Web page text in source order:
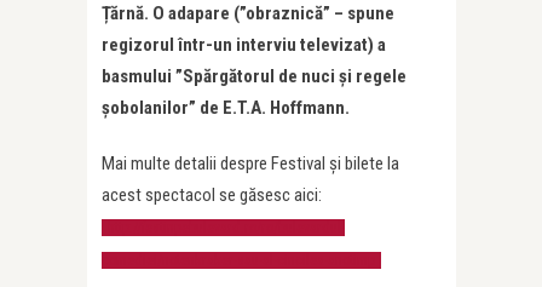
Țărnă. O adapare (”obraznică” – spune
regizorul într-un interviu televizat) a
basmului ”Spărgătorul de nuci şi regele
șobolanilor” de E.T.A. Hoffmann.
Mai multe detalii despre Festival și bilete la
acest spectacol se găsesc aici: